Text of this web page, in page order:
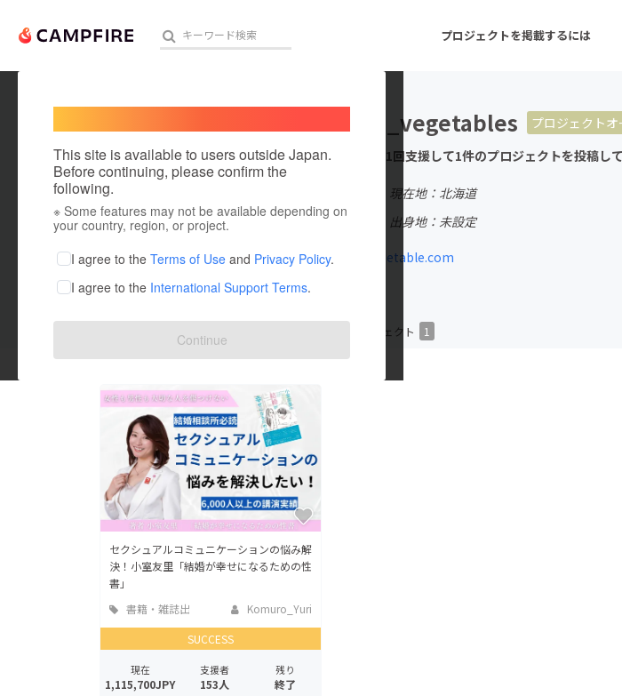
プロジェクトを掲載するには
人気のプロジェクト 注目のリターン 注目の新着プロジェクト
アート・写真 音楽
テクノロジー・ガジェット
ゲーム・サービス開発
映像・映画
ビジネス・起業
チャレンジ
まちづくり・地域活性化
This site is available to users outside Japan.
Before continuing, please confirm the
following.
※ Some features may not be available depending on
your country, region, or project.
I agree to the Terms of Use and Privacy Policy.
I agree to the International Support Terms.
Continue
ROCKIN_vegetables
プロジェクトオ
これまでに1回支援して1件のプロジェクトを投稿し
現在地：北海道
出身国：日本
出身地：未設定
rockinvegetable.com
プロジェクト 1
セクシュアルコミュニケーションの悩み解
決！小室友里「結婚が幸せになるための性
書」
書籍・雑誌出
Komuro_Yuri
SUCCESS
現在
1,115,700JPY
支援者
153人
残り
終了